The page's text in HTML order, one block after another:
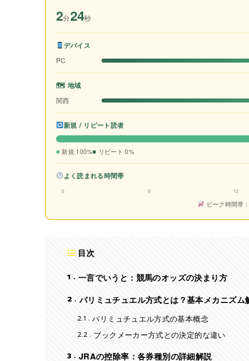
2分24秒
デバイス
PC
🗺 地域
関西
新規 / リピート読者
新規 100% リピート 0%
よく読まれる時間帯
0 6 12
ピーク時間帯：
目次
1
一言でいうと：競馬のオッズの決まり方
2
パリミュチュエル方式とは？基本メカニズム
2.1
パリミュチュエル方式の基本概念
2.2 ブックメーカー方式との決定的な違い
3 JRAの控除率：各券種別の詳細解説